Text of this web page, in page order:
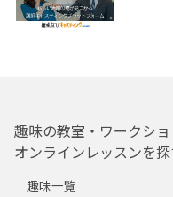
趣味の教室・ワークショ
オンラインレッスンを
趣味一覧